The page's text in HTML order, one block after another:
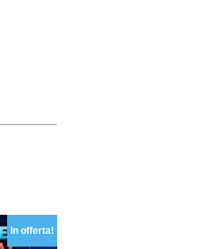
In offerta!